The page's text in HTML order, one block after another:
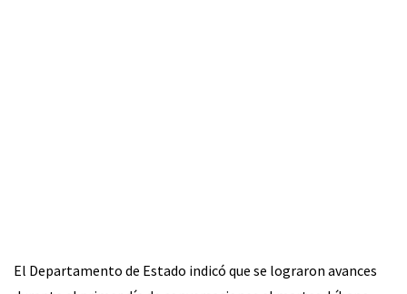
El Departamento de Estado indicó que se lograron avances